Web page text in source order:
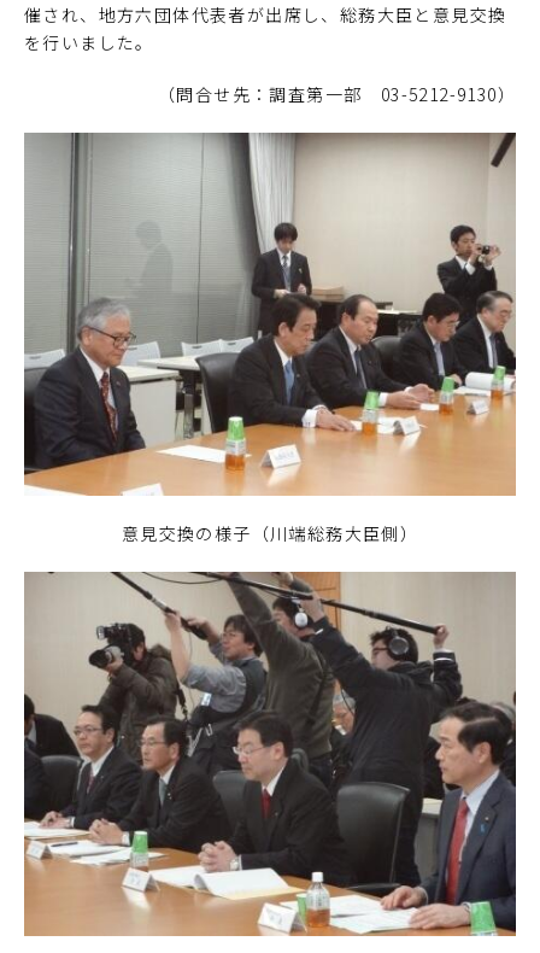
催され、地方六団体代表者が出席し、総務大臣と意見交換
を行いました。
（問合せ先：調査第一部 03-5212-9130）
意見交換の様子（川端総務大臣側）